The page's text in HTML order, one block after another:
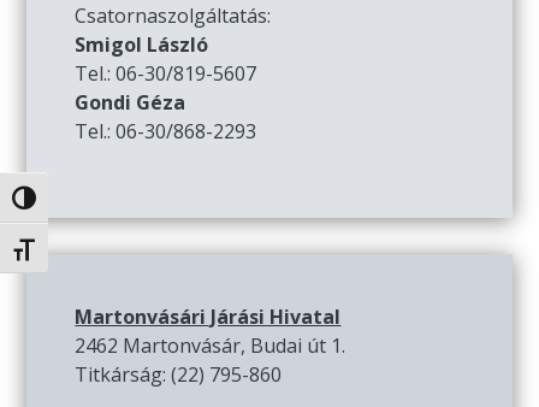
Nagy kontraszt váltása
Betűméret váltása
Csatornaszolgáltatás:
Smigol László
Tel.: 06-30/819-5607
Gondi Géza
Tel.: 06-30/868-2293
Martonvásári Járási Hivatal
2462 Martonvásár, Budai út 1.
Titkárság: (22) 795-860